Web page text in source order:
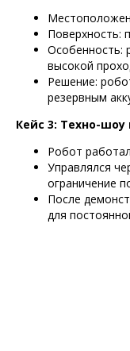
Поверхность:
Особенность:
высокой
Решение:
резервным
Кейс 3: Техно-шоу
Робот
Управлялся
ограничение
После
для